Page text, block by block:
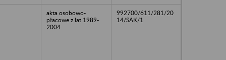
akta osobowo-
płacowe z lat 1989-
2004
992700/611/281/20
14/SAK/1